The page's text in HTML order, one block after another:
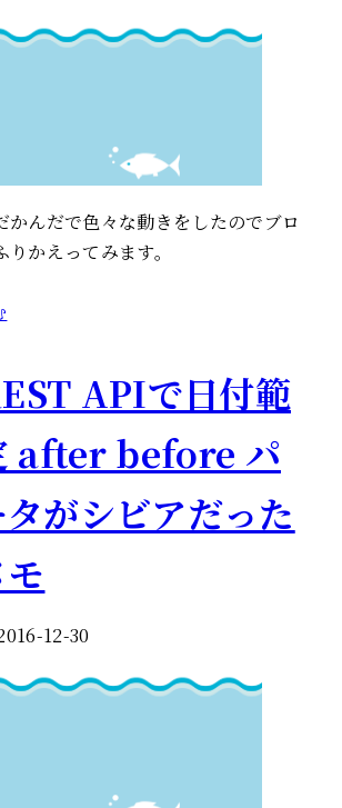
かんだで色々な動きをしたのでブロ
かえってみます。
APIで日付範
after before パ
がシビアだった
12-30